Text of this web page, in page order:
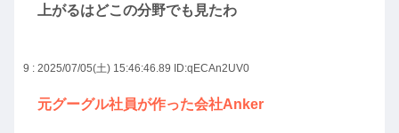
上がるはどこの分野でも見たわ
9 : 2025/07/05(土) 15:46:46.89 ID:qECAn2UV0
元グーグル社員が作った会社Anker